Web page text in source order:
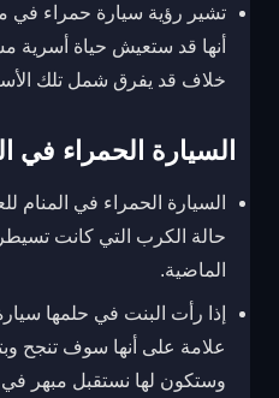
تشير رؤية سيارة حمراء في
أنها قد ستعيش حياة أسرية
خلاف قد يفرق شمل تلك
السيارة الحمراء في
السيارة الحمراء في المنام
حالة الكرب التي كانت تسيطر
الماضية.
إذا رأت البنت في حلمها
علامة على أنها سوف تنجح
وستكون لها نستقبل مبهر في